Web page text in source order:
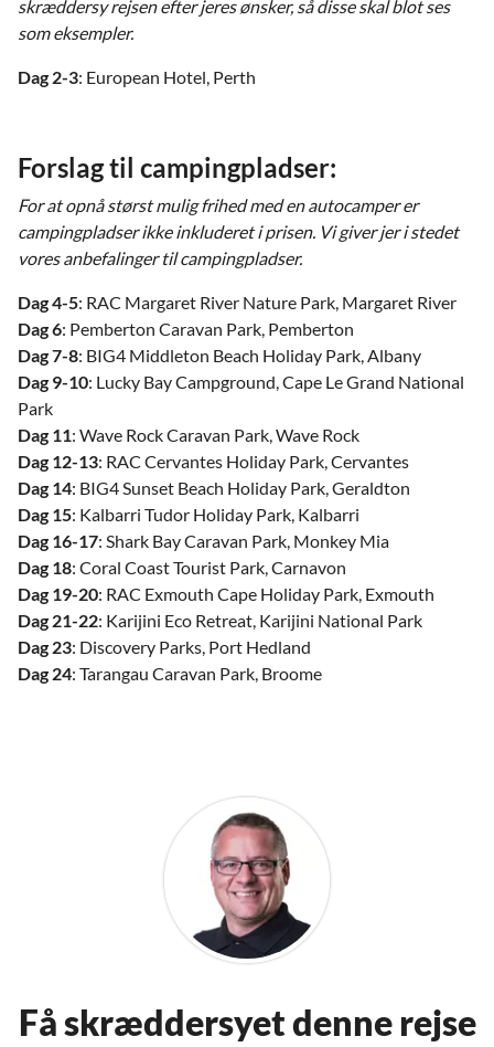
skræddersy rejsen efter jeres ønsker, så disse skal blot ses
som eksempler.
Dag 2-3: European Hotel, Perth
Forslag til campingpladser:
For at opnå størst mulig frihed med en autocamper er
campingpladser ikke inkluderet i prisen. Vi giver jer i stedet
vores anbefalinger til campingpladser.
Dag 4-5: RAC Margaret River Nature Park, Margaret River
Dag 6: Pemberton Caravan Park, Pemberton
Dag 7-8: BIG4 Middleton Beach Holiday Park, Albany
Dag 9-10: Lucky Bay Campground, Cape Le Grand National
Park
Dag 11: Wave Rock Caravan Park, Wave Rock
Dag 12-13: RAC Cervantes Holiday Park, Cervantes
Dag 14: BIG4 Sunset Beach Holiday Park, Geraldton
Dag 15: Kalbarri Tudor Holiday Park, Kalbarri
Dag 16-17: Shark Bay Caravan Park, Monkey Mia
Dag 18: Coral Coast Tourist Park, Carnavon
Dag 19-20: RAC Exmouth Cape Holiday Park, Exmouth
Dag 21-22: Karijini Eco Retreat, Karijini National Park
Dag 23: Discovery Parks, Port Hedland
Dag 24: Tarangau Caravan Park, Broome
Få skræddersyet denne rejse